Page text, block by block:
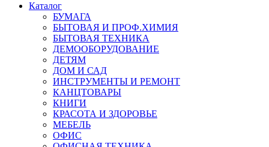
Каталог
БУМАГА
БЫТОВАЯ И ПРОФ.ХИМИЯ
БЫТОВАЯ ТЕХНИКА
ДЕМООБОРУДОВАНИЕ
ДЕТЯМ
ДОМ И САД
ИНСТРУМЕНТЫ И РЕМОНТ
КАНЦТОВАРЫ
КНИГИ
КРАСОТА И ЗДОРОВЬЕ
МЕБЕЛЬ
ОФИС